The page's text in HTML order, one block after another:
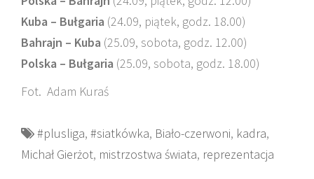
Kuba – Bułgaria (24.09, piątek, godz. 18.00)
Bahrajn – Kuba (25.09, sobota, godz. 12.00)
Polska – Bułgaria (25.09, sobota, godz. 18.00)
Fot. Adam Kuraś
#plusliga, #siatkówka, Biało-czerwoni, kadra,
Michał Gierżot, mistrzostwa świata, reprezentacja